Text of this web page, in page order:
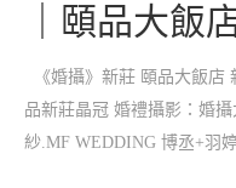
｜頤品大飯
《婚攝》新莊 頤品大飯店
品新莊晶冠 婚禮攝影：婚
紗.MF WEDDING 博丞+羽